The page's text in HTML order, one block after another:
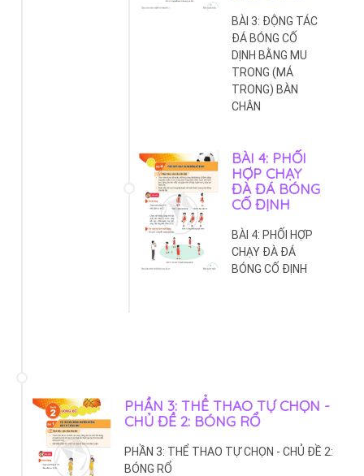
BÀI 3: ĐỘNG TÁC
ĐÁ BÓNG CỐ
DỊNH BẰNG MU
TRONG (MÁ
TRONG) BÀN
CHÂN
BÀI 4: PHỐI
HỢP CHẠY
ĐÀ ĐÁ BÓNG
CỐ ĐỊNH
BÀI 4: PHỐI HỢP
CHẠY ĐÀ ĐÁ
BÓNG CỐ ĐỊNH
PHẦN 3: THỂ THAO TỰ CHỌN -
CHỦ ĐỀ 2: BÓNG RỔ
PHẦN 3: THỂ THAO TỰ CHỌN - CHỦ ĐỀ 2:
BÓNG RỔ